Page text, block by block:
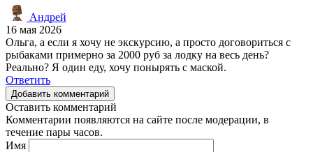
Андрей
16 мая 2026
Ольга, а если я хочу не экскурсию, а просто договориться с
рыбаками примерно за 2000 руб за лодку на весь день?
Реально? Я один еду, хочу понырять с маской.
Ответить
Добавить комментарий
Оставить комментарий
Комментарии появляются на сайте после модерации, в
течение пары часов.
Имя